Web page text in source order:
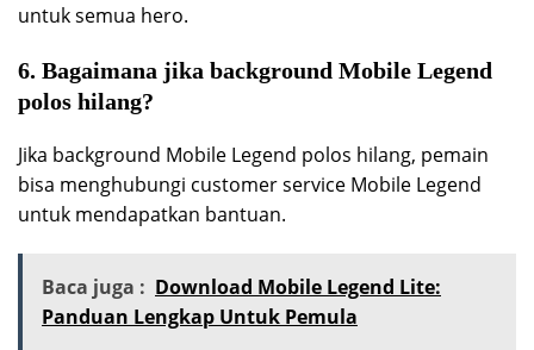
untuk semua hero.
6. Bagaimana jika background Mobile Legend
polos hilang?
Jika background Mobile Legend polos hilang, pemain
bisa menghubungi customer service Mobile Legend
untuk mendapatkan bantuan.
Baca juga : Download Mobile Legend Lite:
Panduan Lengkap Untuk Pemula